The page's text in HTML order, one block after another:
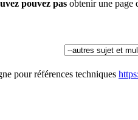
pouvez pas obtenir une page
pour références techniques